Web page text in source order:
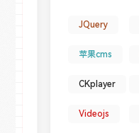
JQuery
苹果cms
CKplayer
Videojs